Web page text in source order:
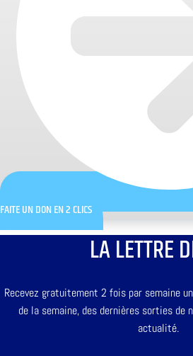
FAITE UN DON EN 2 CLICS
LA LETTRE
Recevez gratuitement 2 fois par semaine
de la semaine, des dernières sorties de
actualité.